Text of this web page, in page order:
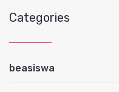
Categories
beasiswa